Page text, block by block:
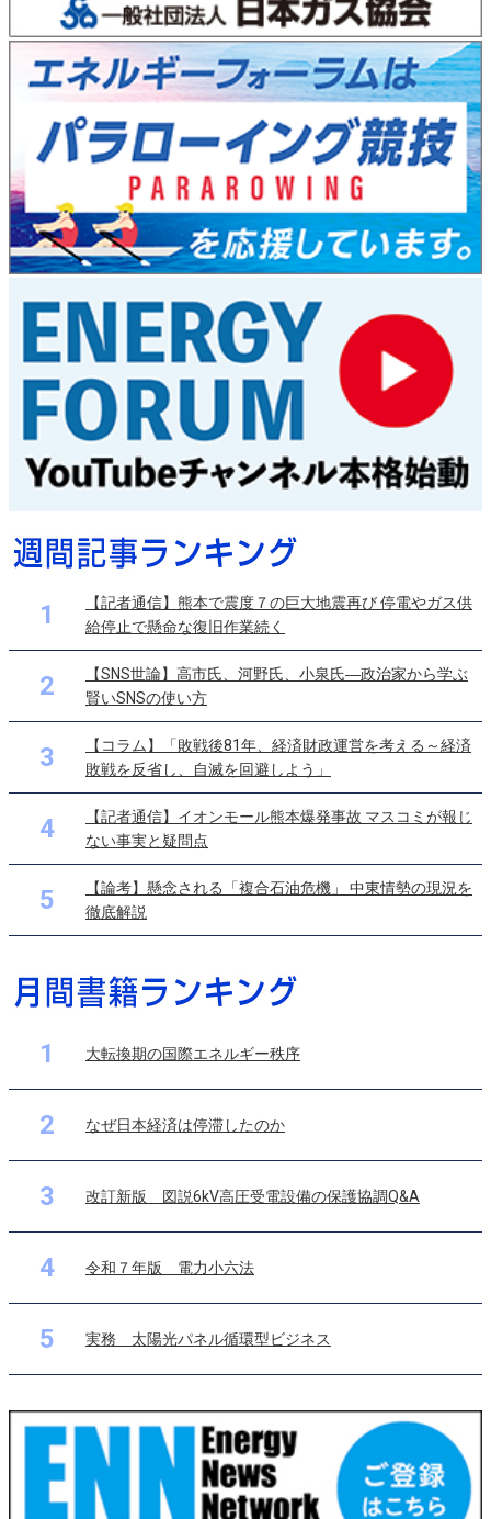
1
【記者通信】熊本で震度７の巨大地震再び 停電やガス供
給停止で懸命な復旧作業続く
2
【SNS世論】高市氏、河野氏、小泉氏―政治家から学ぶ
賢いSNSの使い方
3
【コラム】「敗戦後81年、経済財政運営を考える～経済
敗戦を反省し、自滅を回避しよう」
4
【記者通信】イオンモール熊本爆発事故 マスコミが報じ
ない事実と疑問点
5
【論考】懸念される「複合石油危機」 中東情勢の現況を
徹底解説
1 大転換期の国際エネルギー秩序
2 なぜ日本経済は停滞したのか
3 改訂新版 図説6kV高圧受電設備の保護協調Q&A
4 令和７年版 電力小六法
5 実務 太陽光パネル循環型ビジネス